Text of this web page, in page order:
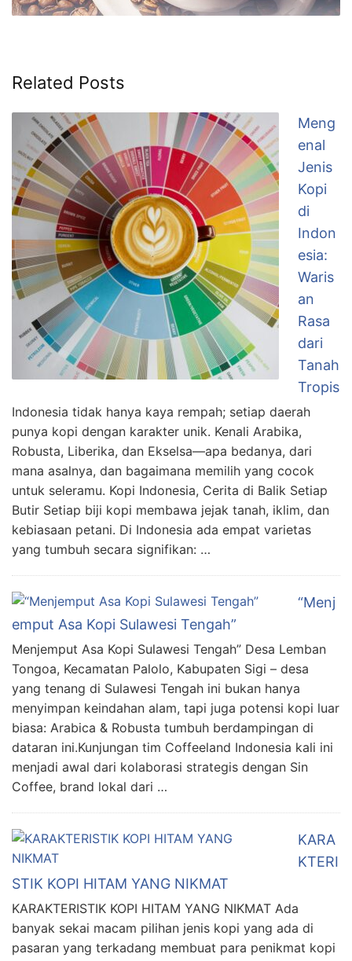
Related Posts
Meng
enal
Jenis
Kopi
di
Indon
esia:
Waris
an
Rasa
dari
Tanah
Tropis
Indonesia tidak hanya kaya rempah; setiap daerah
punya kopi dengan karakter unik. Kenali Arabika,
Robusta, Liberika, dan Ekselsa—apa bedanya, dari
mana asalnya, dan bagaimana memilih yang cocok
untuk seleramu. Kopi Indonesia, Cerita di Balik Setiap
Butir Setiap biji kopi membawa jejak tanah, iklim, dan
kebiasaan petani. Di Indonesia ada empat varietas
yang tumbuh secara signifikan: …
“Menj
emput Asa Kopi Sulawesi Tengah”
Menjemput Asa Kopi Sulawesi Tengah” Desa Lemban
Tongoa, Kecamatan Palolo, Kabupaten Sigi – desa
yang tenang di Sulawesi Tengah ini bukan hanya
menyimpan keindahan alam, tapi juga potensi kopi luar
biasa: Arabica & Robusta tumbuh berdampingan di
dataran ini.Kunjungan tim Coffeeland Indonesia kali ini
menjadi awal dari kolaborasi strategis dengan Sin
Coffee, brand lokal dari …
KARA
KTERI
STIK KOPI HITAM YANG NIKMAT
KARAKTERISTIK KOPI HITAM YANG NIKMAT Ada
banyak sekai macam pilihan jenis kopi yang ada di
pasaran yang terkadang membuat para penikmat kopi